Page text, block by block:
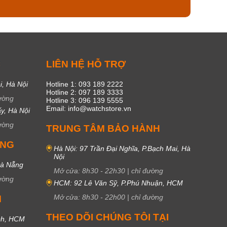
Hà Nội
Hà Nội
Nẵng
HCM
LIÊN HỆ HỖ TRỢ
Hotline 1: 093 189 2222
Hotline 2: 097 189 3333
Hotline 3: 096 139 5555
Email: info@watchstore.vn
TRUNG TÂM BẢO HÀNH
Hà Nội: 97 Trần Đại Nghĩa, P.Bạch Mai, Hà
Nội
Mở cửa: 8h30 - 22h30 | chỉ đường
HCM: 92 Lê Văn Sỹ, P.Phú Nhuận, HCM
Mở cửa: 8h30 - 22h00 | chỉ đường
THEO DÕI CHÚNG TÔI TẠI